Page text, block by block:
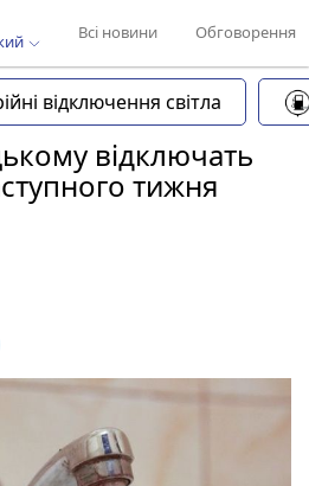
Всі новини Обговорення
відключення світла
відключать
тижня